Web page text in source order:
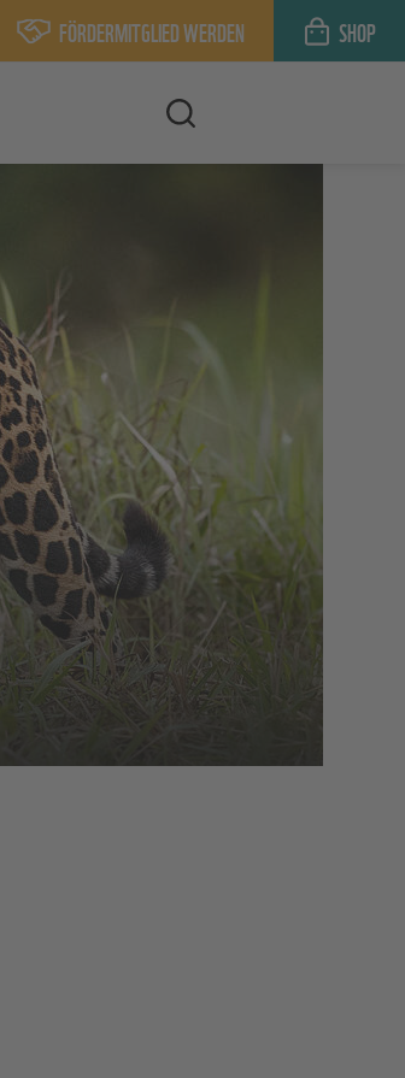
FÖRDERMITGLIED WERDEN SHOP